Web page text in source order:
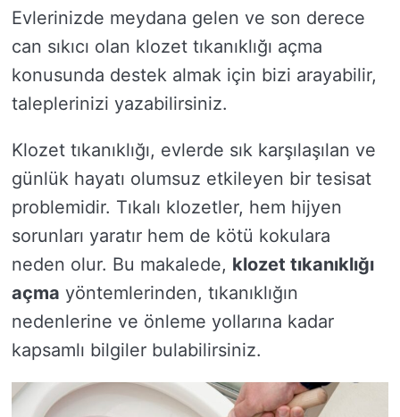
Evlerinizde meydana gelen ve son derece
can sıkıcı olan klozet tıkanıklığı açma
konusunda destek almak için bizi arayabilir,
taleplerinizi yazabilirsiniz.
Klozet tıkanıklığı, evlerde sık karşılaşılan ve
günlük hayatı olumsuz etkileyen bir tesisat
problemidir. Tıkalı klozetler, hem hijyen
sorunları yaratır hem de kötü kokulara
neden olur. Bu makalede, klozet tıkanıklığı
açma yöntemlerinden, tıkanıklığın
nedenlerine ve önleme yollarına kadar
kapsamlı bilgiler bulabilirsiniz.